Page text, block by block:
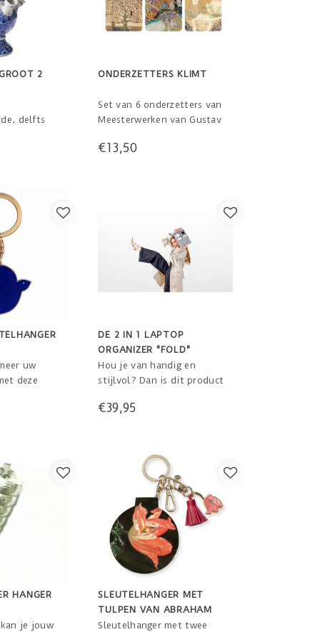
2
delfts
kan
vaas voor
ONDERZETTERS KLIMT
Set van 6 onderzetters van
Meesterwerken van Gustav
maken, onderzetters met een
€13,50
uw
deze
DE 2 IN 1 LAPTOP
ORGANIZER "FOLD"
Hou je van handig en
stijlvol? Dan is dit product
hoes voor uw laptop waarin
een overzichtelijke opberger.
Fits laptops of 13”, 14” and
€39,95
HANGER
je jouw
SLEUTELHANGER MET
TULPEN VAN ABRAHAM
MIGNON
Sleutelhanger met twee